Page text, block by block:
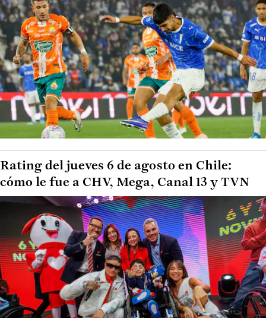
Rating del jueves 6 de agosto en Chile:
cómo le fue a CHV, Mega, Canal 13 y TVN